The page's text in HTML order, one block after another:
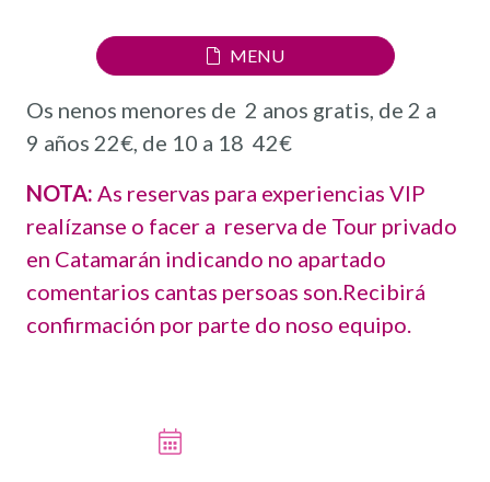
MENU
Os nenos menores de 2 anos gratis, de 2 a
9 años 22€, de 10 a 18 42€
NOTA: As reservas para experiencias VIP
realízanse o facer a reserva de Tour privado
en Catamarán indicando no apartado
comentarios cantas persoas son.Recibirá
confirmación por parte do noso equipo.